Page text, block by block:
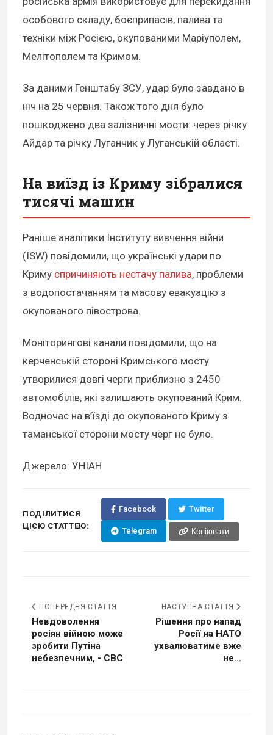
особового складу, боєприпасів, палива та
техніки між Росією, окупованими Маріуполем,
Мелітополем та Кримом.
За даними Генштабу ЗСУ, удар було завдано в
ніч на 25 червня. Також того дня було
пошкоджено два залізничні мости: через річку
Айдар та річку Луганчик у Луганській області.
На виїзд із Криму зібралися
тисячі машин
Раніше аналітики Інституту вивчення війни
(ISW) повідомили, що українські удари по
Криму спричиняють нестачу палива, проблеми
з водопостачанням та масову евакуацію з
окупованого півострова.
Моніторингові канали повідомили, що на
керченській стороні Кримського мосту
утворилися довгі черги приблизно з 2450
автомобілів, які залишають окупований Крим.
Водночас на в’їзді до окупованого Криму з
таманської сторони мосту черг не було.
Джерело: УНІАН
ПОДІЛИТИСЯ
ЦІЄЮ СТАТТЕЮ:
Facebook Twitter
Telegram Копіювати
ПОПЕРЕДНЯ СТАТТЯ
Невдоволення
росіян війною може
зробити Путіна
небезпечним, - CBC
НАСТУПНА СТАТТЯ
Рішення про напад
Росії на НАТО
ухвалюватиме вже
не...